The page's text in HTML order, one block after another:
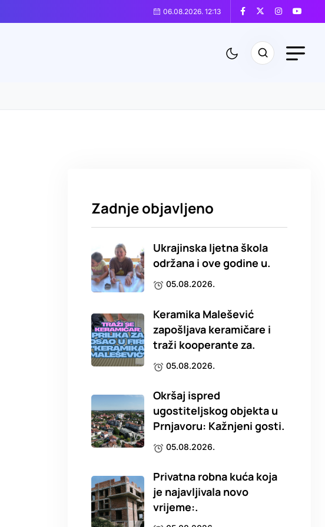
06.08.2026. 12:13
Zadnje objavljeno
Ukrajinska ljetna škola
održana i ove godine u.
05.08.2026.
Keramika Malešević
zapošljava keramičare i
traži kooperante za.
05.08.2026.
Okršaj ispred
ugostiteljskog objekta u
Prnjavoru: Kažnjeni gosti.
05.08.2026.
Privatna robna kuća koja
je najavljivala novo
vrijeme:.